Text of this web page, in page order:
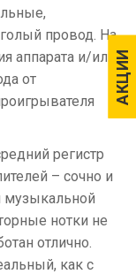
АКЦИИ
АКЦИИ
провод. На
аппарата и/или
от
регистр
– сочно и
музыкальной
нотки не
отлично.
как с